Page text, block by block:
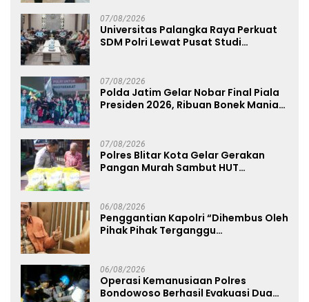
07/08/2026
Universitas Palangka Raya Perkuat
SDM Polri Lewat Pusat Studi
07/08/2026
Polda Jatim Gelar Nobar Final Piala
Presiden 2026, Ribuan Bonek Mania
07/08/2026
Polres Blitar Kota Gelar Gerakan
Pangan Murah Sambut HUT
06/08/2026
Penggantian Kapolri “Dihembus Oleh
Pihak Pihak Terganggu
06/08/2026
Operasi Kemanusiaan Polres
Bondowoso Berhasil Evakuasi Dua